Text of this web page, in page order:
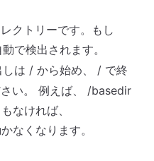
クトリーです。もし
で検出されます。
は / から始め、 / で終
い。 例えば、 /basedir
なければ、
なくなります。